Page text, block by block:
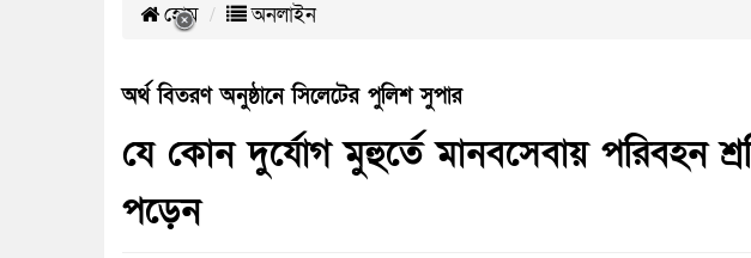
হোম অনলাইন
অর্থ বিতরণ অনুষ্ঠানে সিলেটের পুলিশ সুপার
যে কোন দুর্যোগ মুহুর্তে মানবসেবায় পরিবহন
পড়েন